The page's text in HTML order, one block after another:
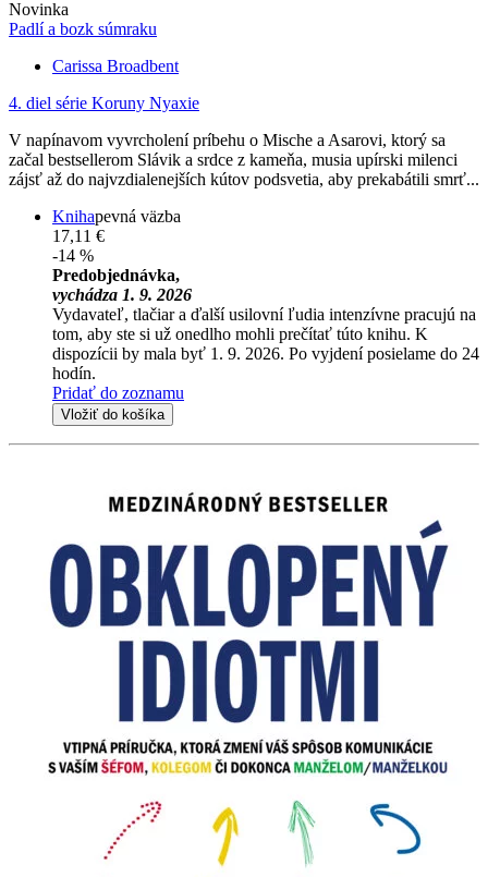
Novinka
Padlí a bozk súmraku
Carissa Broadbent
4. diel série Koruny Nyaxie
V napínavom vyvrcholení príbehu o Mische a Asarovi, ktorý sa
začal bestsellerom Slávik a srdce z kameňa, musia upírski milenci
zájsť až do najvzdialenejších kútov podsvetia, aby prekabátili smrť...
Knihapevná väzba
17,11 €
-14 %
Predobjednávka,
vychádza 1. 9. 2026
Vydavateľ, tlačiar a ďalší usilovní ľudia intenzívne pracujú na
tom, aby ste si už onedlho mohli prečítať túto knihu. K
dispozícii by mala byť 1. 9. 2026. Po vyjdení posielame do 24
hodín.
Pridať do zoznamu
Vložiť do košíka